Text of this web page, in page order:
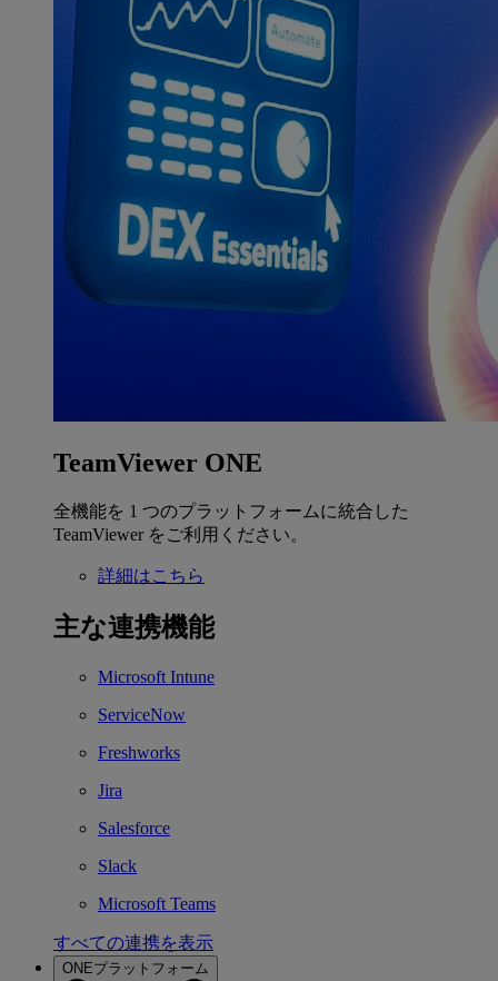
TeamViewer ONE
全機能を 1 つのプラットフォームに統合した
TeamViewer をご利用ください。
詳細はこちら
主な連携機能
Microsoft Intune
ServiceNow
Freshworks
Jira
Salesforce
Slack
Microsoft Teams
すべての連携を表示
ONEプラットフォーム